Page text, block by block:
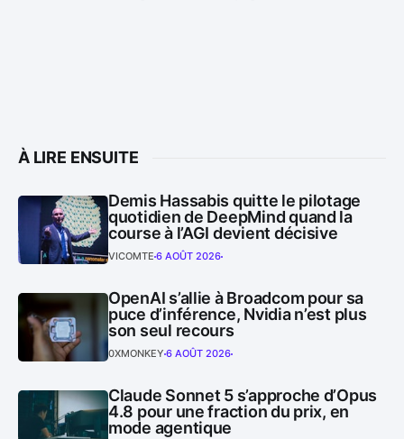
À LIRE ENSUITE
Demis Hassabis quitte le pilotage
quotidien de DeepMind quand la
course à l’AGI devient décisive
VICOMTE 6 AOÛT 2026
OpenAI s’allie à Broadcom pour sa
puce d’inférence, Nvidia n’est plus
son seul recours
0XMONKEY 6 AOÛT 2026
Claude Sonnet 5 s’approche d’Opus
4.8 pour une fraction du prix, en
mode agentique